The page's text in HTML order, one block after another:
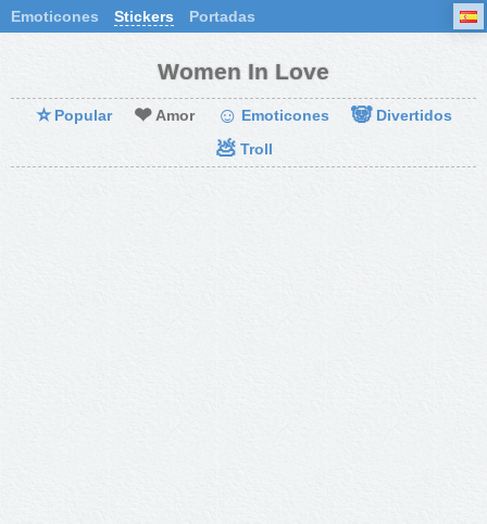
Emoticones Stickers Portadas
Women In Love
⭐ Popular ❤ Amor ☺ Emoticones 🐼 Divertidos
💩 Troll